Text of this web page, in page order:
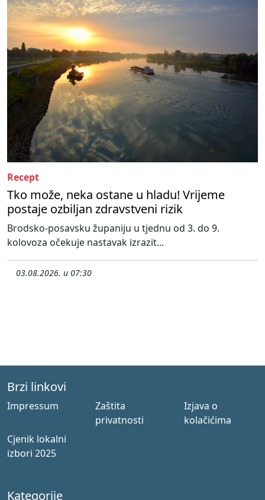
Recept
Tko može, neka ostane u hladu! Vrijeme
postaje ozbiljan zdravstveni rizik
Brodsko-posavsku županiju u tjednu od 3. do 9.
kolovoza očekuje nastavak izrazit...
03.08.2026. u 07:30
Brzi linkovi
Impressum
Zaštita
privatnosti
Izjava o
kolačićima
Cjenik lokalni
izbori 2025
Kategorije